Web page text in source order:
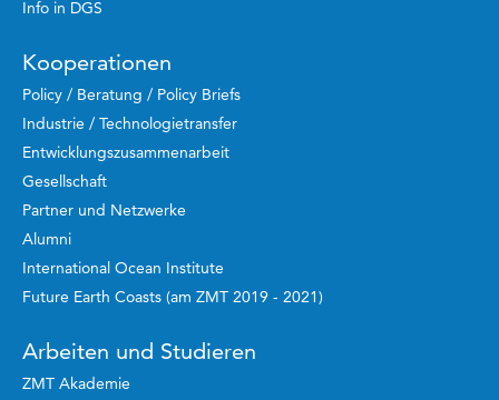
Info in DGS
Kooperationen
Policy / Beratung / Policy Briefs
Industrie / Technologietransfer
Entwicklungszusammenarbeit
Gesellschaft
Partner und Netzwerke
Alumni
International Ocean Institute
Future Earth Coasts (am ZMT 2019 - 2021)
Arbeiten und Studieren
ZMT Akademie